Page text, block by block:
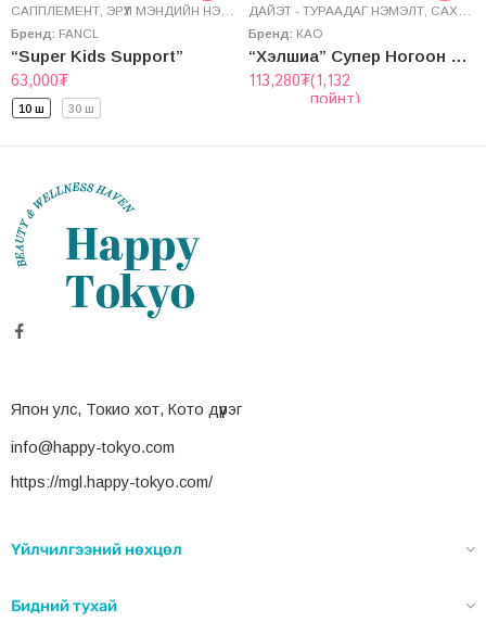
САППЛЕМЕНТ ЭРҮҮЛ МЭНДИЙН НЭМЭЛТ
Бренд: FANCL
“Super Kids Support”
63,000₮
10 ш 30 ш
ДАЙЭТ - ТУРААДАГ НЭМЭЛТ САХАР БУУЛГАГЧ
Бренд: КАО
“Хэлшиа” Супер Ногоон Цай
113,280₮(1,132
пойнт)
Япон улс, Токио хот, Кото дүүрэг
info@happy-tokyo.com
https://mgl.happy-tokyo.com/
Үйлчилгээний нөхцөл
Бидний тухай